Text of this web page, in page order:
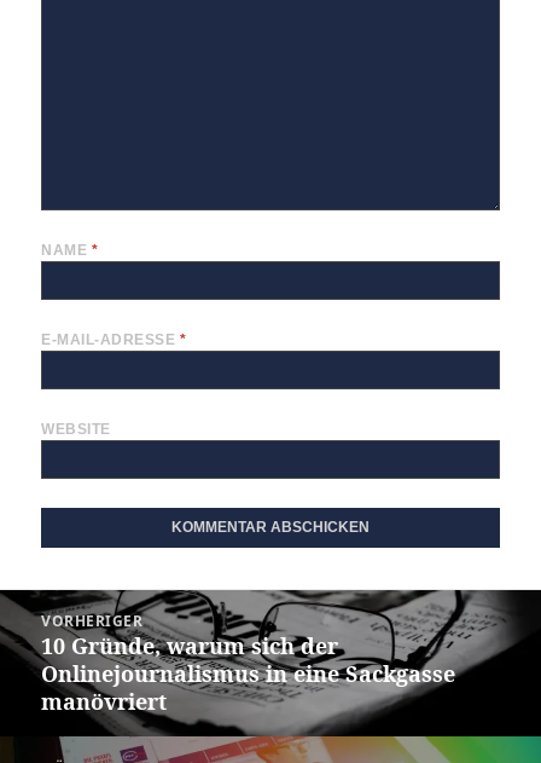
NAME *
E-MAIL-ADRESSE *
WEBSITE
Beitragsnavigation
VORHERIGER
Vorheriger
Beitrag:
10 Gründe, warum sich der
Onlinejournalismus in eine Sackgasse
manövriert